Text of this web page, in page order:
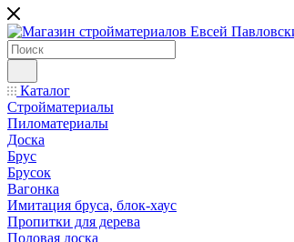
Каталог
Стройматериалы
Пиломатериалы
Доска
Брус
Брусок
Вагонка
Имитация бруса, блок-хаус
Пропитки для дерева
Половая доска